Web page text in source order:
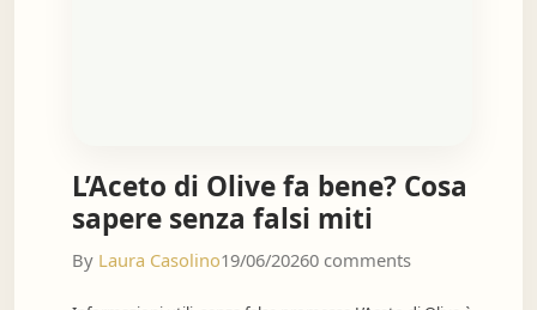
L’Aceto di Olive fa bene? Cosa
sapere senza falsi miti
By Laura Casolino19/06/20260 comments